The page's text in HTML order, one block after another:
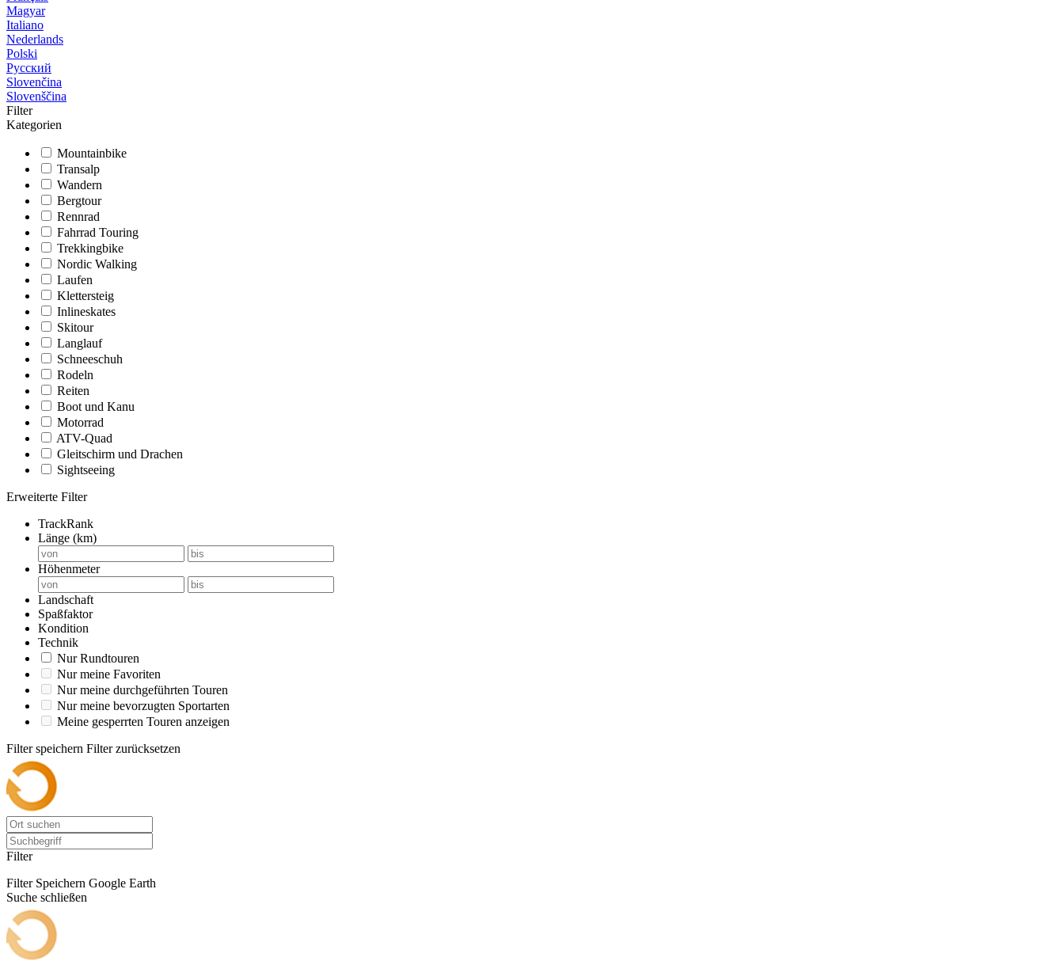
Magyar
Italiano
Nederlands
Polski
Русский
Slovenčina
Slovenščina
Filter
Kategorien
Mountainbike
Transalp
Wandern
Bergtour
Rennrad
Fahrrad Touring
Trekkingbike
Nordic Walking
Laufen
Klettersteig
Inlineskates
Skitour
Langlauf
Schneeschuh
Rodeln
Reiten
Boot und Kanu
Motorrad
ATV-Quad
Gleitschirm und Drachen
Sightseeing
Erweiterte Filter
TrackRank
Länge (km)
Höhenmeter
Landschaft
Spaßfaktor
Kondition
Technik
Nur Rundtouren
Nur meine Favoriten
Nur meine durchgeführten Touren
Nur meine bevorzugten Sportarten
Meine gesperrten Touren anzeigen
Filter speichern Filter zurücksetzen
Filter
Filter Speichern Google Earth
Suche schließen